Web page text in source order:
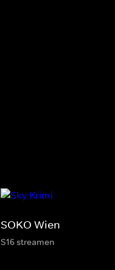
SOKO Wien
S16 streamen